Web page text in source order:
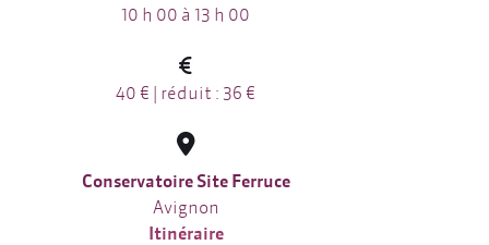
10 h 00 à 13 h 00
40 € | réduit : 36 €
Conservatoire Site Ferruce
Avignon
Itinéraire